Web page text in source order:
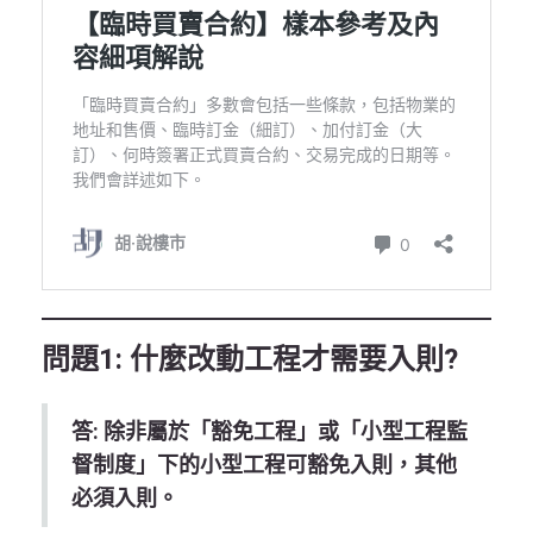
問題1: 什麼改動工程才需要入則?
答: 除非屬於「豁免工程」或「小型工程監
督制度」下的小型工程可豁免入則，其他
必須入則。